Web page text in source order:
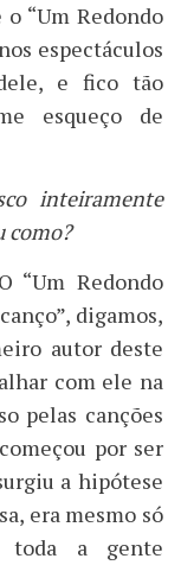
“Um Redondo
espectáculos
e fico tão
esqueço de
inteiramente
como?
“Um Redondo
digamos,
autor deste
com ele na
pelas canções
por ser
a hipótese
era mesmo só
toda a gente